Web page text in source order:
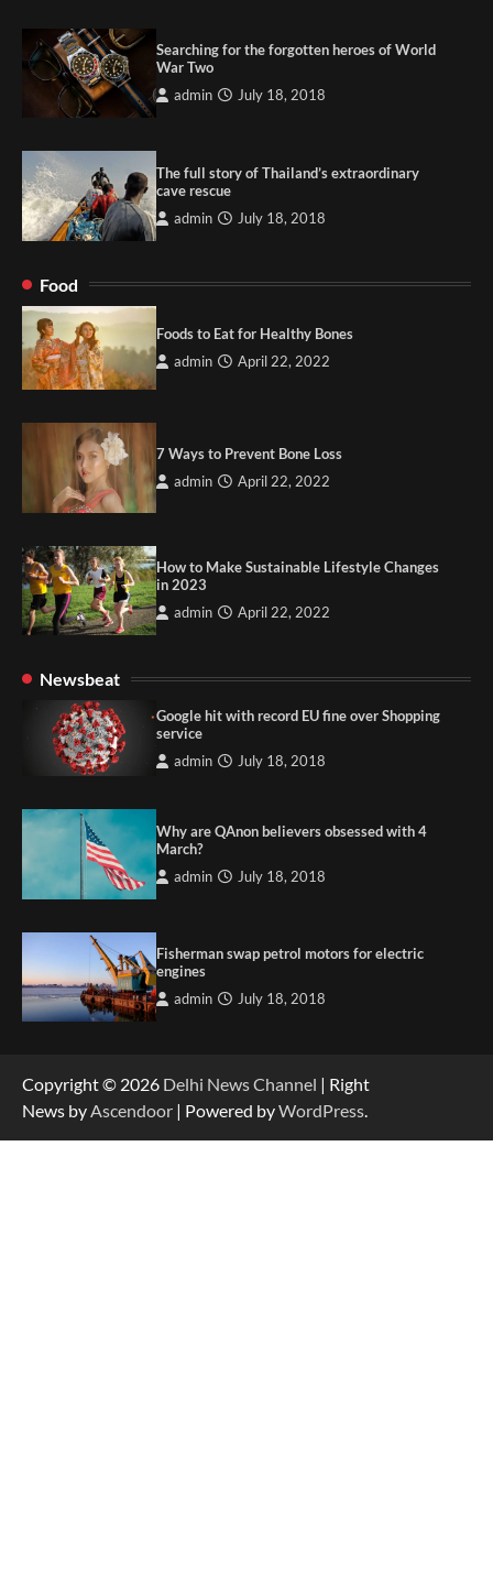
Searching for the forgotten heroes of World
War Two
admin July 18, 2018
The full story of Thailand’s extraordinary
cave rescue
admin July 18, 2018
Food
Foods to Eat for Healthy Bones
admin April 22, 2022
7 Ways to Prevent Bone Loss
admin April 22, 2022
How to Make Sustainable Lifestyle Changes
in 2023
admin April 22, 2022
Newsbeat
Google hit with record EU fine over Shopping
service
admin July 18, 2018
Why are QAnon believers obsessed with 4
March?
admin July 18, 2018
Fisherman swap petrol motors for electric
engines
admin July 18, 2018
Copyright © 2026 Delhi News Channel | Right
News byAscendoor | Powered byWordPress.